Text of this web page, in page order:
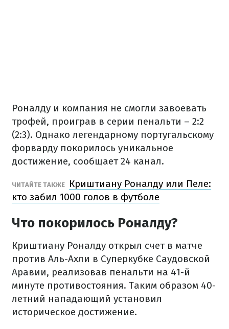
Роналду и компания не смогли завоевать
трофей, проиграв в серии пенальти – 2:2
(2:3). Однако легендарному португальскому
форварду покорилось уникальное
достижение, сообщает 24 канал.
ЧИТАЙТЕ ТАКЖЕ
Криштиану Роналду или Пеле:
кто забил 1000 голов в футболе
Что покорилось Роналду?
Криштиану Роналду открыл счет в матче
против Аль-Ахли в Суперкубке Саудовской
Аравии, реализовав пенальти на 41-й
минуте противостояния. Таким образом 40-
летний нападающий установил
историческое достижение.